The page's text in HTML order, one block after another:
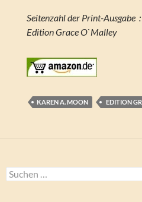
Edition Grace O`Malley
KAREN A. MOON EDITION
Suchen
nach: